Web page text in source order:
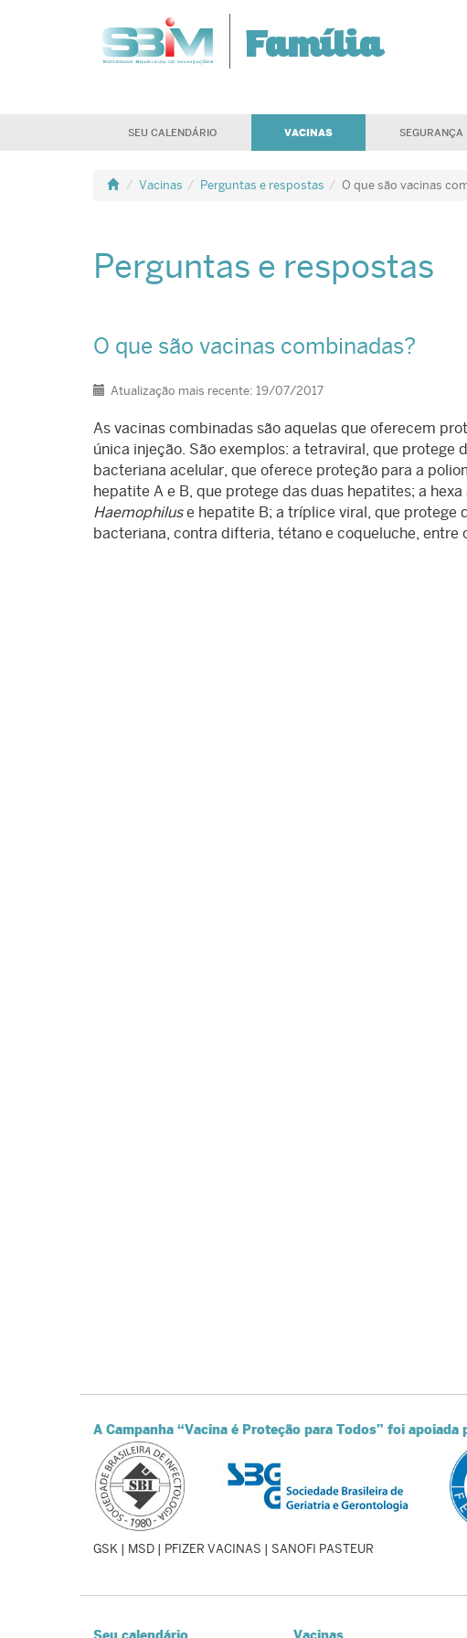
Família
SEU CALENDÁRIO VACINAS SEGURANÇA
Vacinas Perguntas e respostas O que são vacinas
Perguntas e respostas
O que são vacinas combinadas?
Detalhes
Atualização mais recente: 19/07/2017
As vacinas combinadas são aquelas que oferecem
única injeção. São exemplos: a tetraviral, que protege
bacteriana acelular, que oferece proteção para a
hepatite A e B, que protege das duas hepatites; a
Haemophiluse hepatite B; a tríplice viral, que protege
bacteriana, contra difteria, tétano e coqueluche, entre
A Campanha “Vacina é Proteção para Todos” foi apoiada
GSK | MSD | PFIZER VACINAS | SANOFI PASTEUR